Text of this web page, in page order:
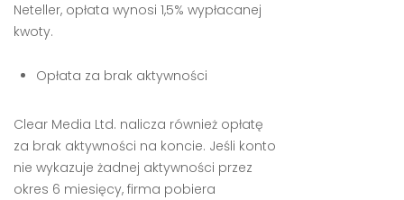
Neteller, opłata wynosi 1,5% wypłacanej
kwoty.
Opłata za brak aktywności
Clear Media Ltd. nalicza również opłatę
za brak aktywności na koncie. Jeśli konto
nie wykazuje żadnej aktywności przez
okres 6 miesięcy, firma pobiera